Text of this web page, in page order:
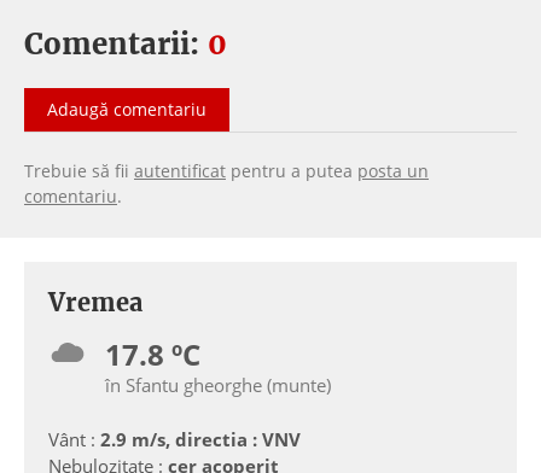
Comentarii: 0
Adaugă comentariu
Trebuie să fii autentificat pentru a putea posta un
comentariu.
Vremea
17.8 ºC
în Sfantu gheorghe (munte)
Vânt : 2.9 m/s, directia : VNV
Nebulozitate : cer acoperit